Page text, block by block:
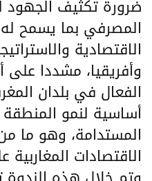
ضرورة تكثيف الجهود
المصرفي بما يسمح
الاقتصادية
وأفريقيا، مشددا على
الفعال في بلدان
أساسية لنمو المنطقة
المستدامة، وهو ما
الاقتصادات